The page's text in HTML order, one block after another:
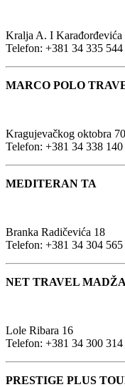
Kralja A. I Karađorđevića
Telefon: +381 34 335 544
MARCO POLO
Kragujevačkog oktobra 70
Telefon: +381 34 338 140
MEDITERAN TA
Branka Radičevića 18
Telefon: +381 34 304 565
NET TRAVEL
Lole Ribara 16
Telefon: +381 34 300 314
PRESTIGE PLUS